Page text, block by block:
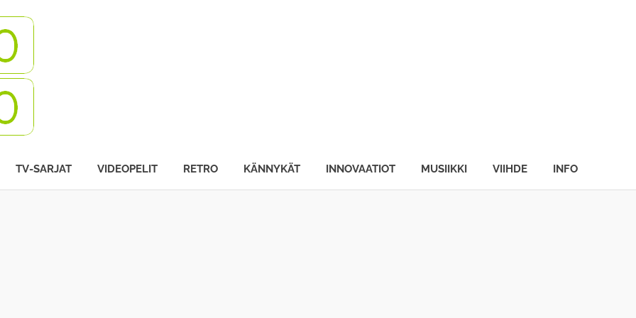
TV-SARJAT VIDEOPELIT RETRO KÄNNYKÄT INNOVAATIOT MUSIIKKI VIIHDE INFO